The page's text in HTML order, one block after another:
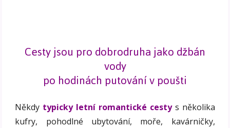
Cesty jsou pro dobrodruha jako džbán
vody
po hodinách putování v poušti
Někdy typicky letní romantické cestys několika
kufry, pohodlné ubytování, moře, kavárničky,